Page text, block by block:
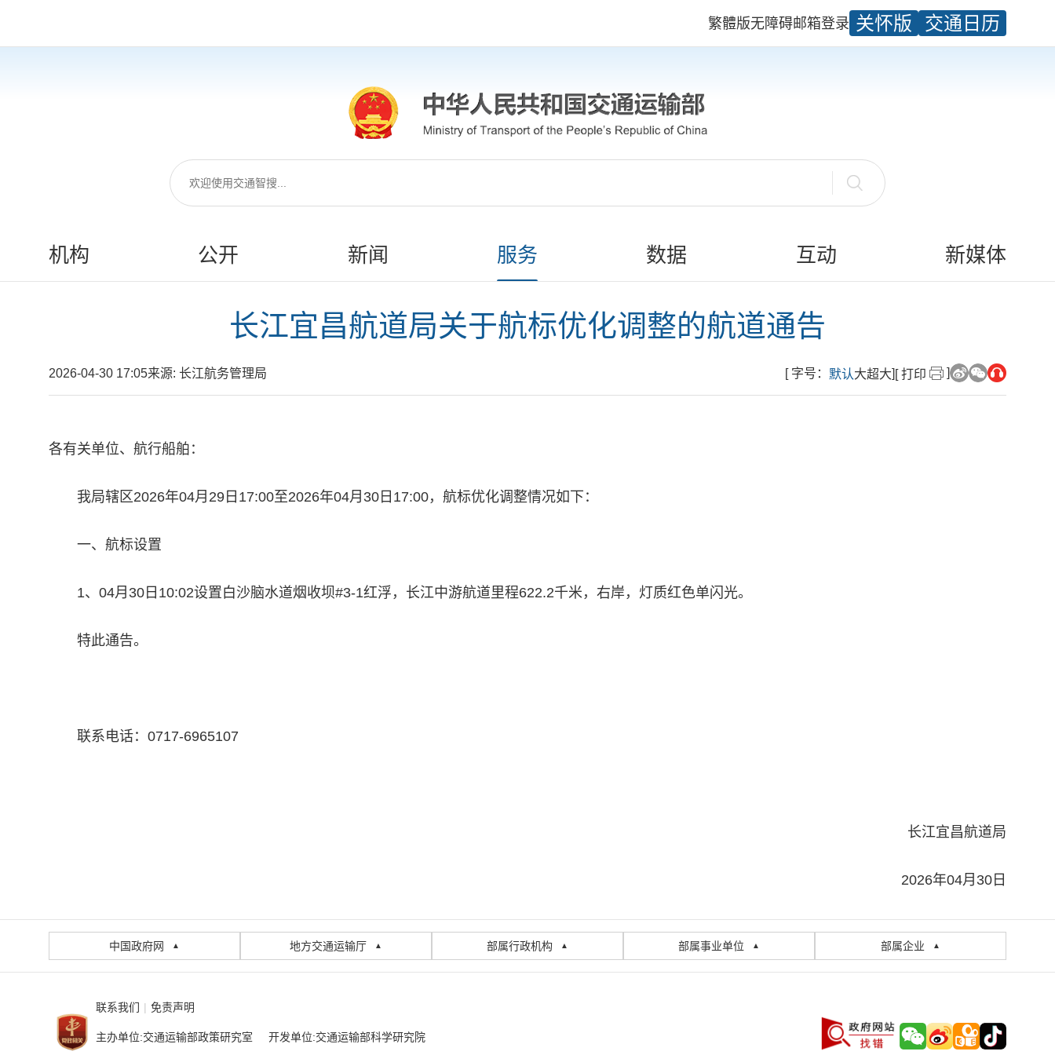
繁體版无障碍邮箱登录 关怀版 交通日历
机构 公开 新闻 服务 数据 互动 新媒体
长江宜昌航道局关于航标优化调整的航道通告
2026-04-30 17:05来源: 长江航务管理局 [ 字号： 默认大超大] [ 打印 ]
各有关单位、航行船舶：
我局辖区2026年04月29日17:00至2026年04月30日17:00，航标优化调整情况如下：
一、航标设置
1、04月30日10:02设置白沙脑水道烟收坝#3-1红浮，长江中游航道里程622.2千米，右岸，灯质红色单闪光。
特此通告。
联系电话：0717-6965107
长江宜昌航道局
2026年04月30日
中国政府网 ▲ 地方交通运输厅 ▲ 部属行政机构 ▲ 部属事业单位 ▲ 部属企业 ▲
联系我们 | 免责声明
主办单位:交通运输部政策研究室 开发单位:交通运输部科学研究院